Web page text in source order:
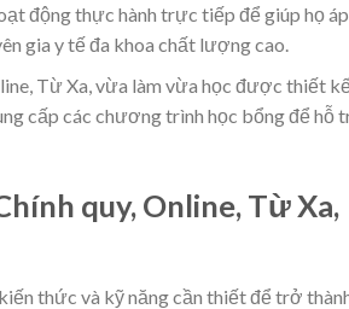
động thực hành trực tiếp để giúp họ áp
gia y tế đa khoa chất lượng cao.
Từ Xa, vừa làm vừa học được thiết
cấp các chương trình học bổng để hỗ
quy, Online, Từ Xa,
thức và kỹ năng cần thiết để trở